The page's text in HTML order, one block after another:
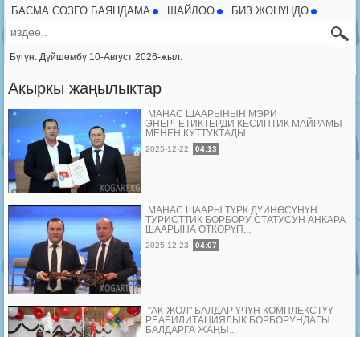
БАСМА СӨЗГӨ БАЯНДАМА
ШАЙЛОО БИЗ ЖӨНҮНДӨ
Бүгүн: Дүйшөмбү 10-Август 2026-жыл.
Акыркы жаңылыктар
МАНАС ШААРЫНЫН МЭРИ
ЭНЕРГЕТИКТЕРДИ КЕСИПТИК МАЙРАМЫ
МЕНЕН КУТТУКТАДЫ
2025-12-22 04:13
МАНАС ШААРЫ ТҮРК ДҮЙНӨСҮНҮН
ТУРИСТТИК БОРБОРУ СТАТУСУН АНКАРА
ШААРЫНА ӨТКӨРҮП...
2025-12-23 04:07
"АК-ЖОЛ" БАЛДАР ҮЧҮН КОМПЛЕКСТҮҮ
РЕАБИЛИТАЦИЯЛЫК БОРБОРУНДАГЫ
БАЛДАРГА ЖАҢЫ...